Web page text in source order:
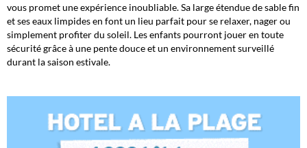
vous promet une expérience inoubliable. Sa large étendue de sable fin
et ses eaux limpides en font un lieu parfait pour se relaxer, nager ou
simplement profiter du soleil. Les enfants pourront jouer en toute
sécurité grâce à une pente douce et un environnement surveillé
durant la saison estivale.